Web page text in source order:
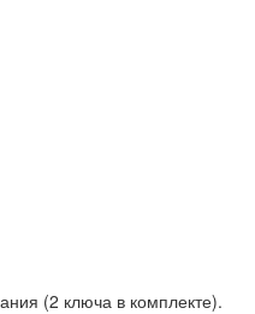
(2 ключа в комплекте).